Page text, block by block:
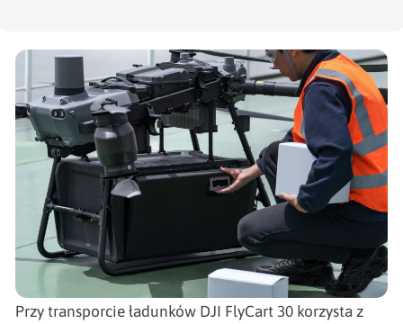
Przy transporcie ładunków DJI FlyCart 30 korzysta z